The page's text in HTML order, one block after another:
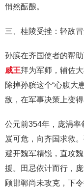
悄然酝酿。
三、桂陵受挫：轻敌
孙膑在齐国使者的帮
威王拜为军师，辅佐
除掉孙膑这个“心腹大
敌，在军事决策上变
公元前354年，庞涓率
岌可危，向齐国求救
避开魏军精锐，直攻
援。田忌依计而行，
顾邯郸尚未攻克，下